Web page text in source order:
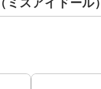
スアイドール）